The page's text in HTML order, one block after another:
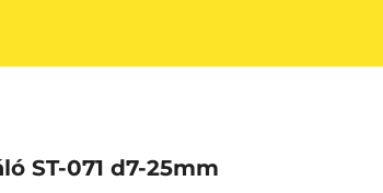
ST-071 d7-25mm